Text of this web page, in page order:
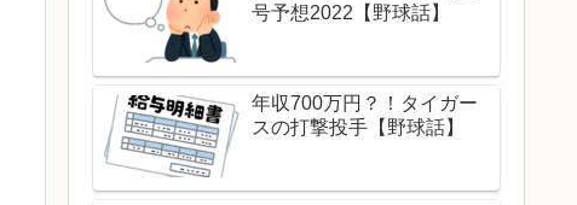
号予想2022【野球話】
年収700万円？！タイガー
スの打撃投手【野球話】